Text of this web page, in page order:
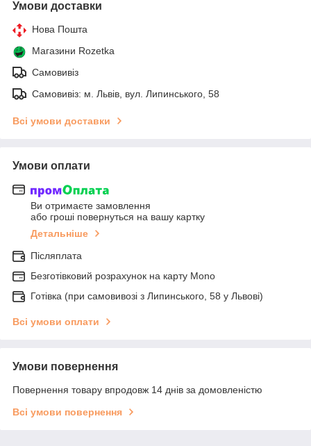
Умови доставки
Нова Пошта
Магазини Rozetka
Самовивіз
Самовивіз: м. Львів, вул. Липинського, 58
Всі умови доставки
Умови оплати
Ви отримаєте замовлення
або гроші повернуться на вашу картку
Детальніше
Післяплата
Безготівковий розрахунок на карту Mono
Готівка (при самовивозі з Липинського, 58 у Львові)
Всі умови оплати
Умови повернення
Повернення товару впродовж 14 днів за домовленістю
Всі умови повернення